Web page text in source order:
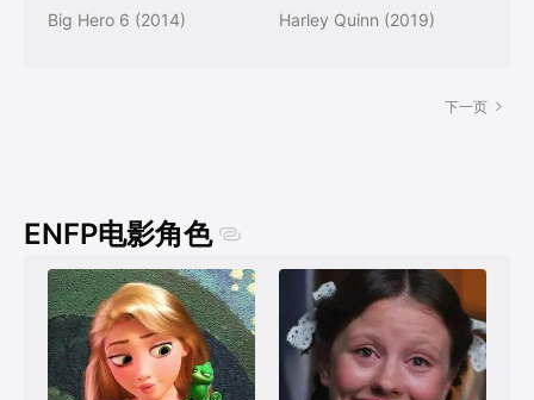
Big Hero 6 (2014) Harley Quinn (2019)
下一页
ENFP电影角色